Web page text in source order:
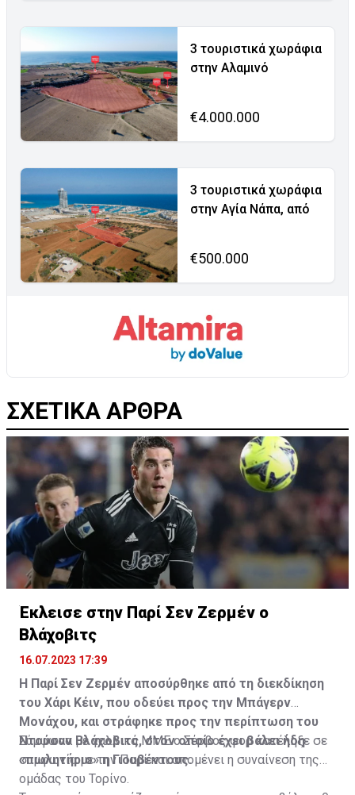
3 τουριστικά χωράφια
στην Αλαμινό
€4.000.000
3 τουριστικά χωράφια
στην Αγία Νάπα, από
€500.000
ΣΧΕΤΙΚΑ ΑΡΘΡΑ
Έκλεισε στην Παρί Σεν Ζερμέν ο
Βλάχοβιτς
16.07.2023 17:39
Η Παρί Σεν Ζερμέν αποσύρθηκε από τη διεκδίκηση
του Χάρι Κέιν, που οδεύει προς την Μπάγερν
Μονάχου, και στράφηκε προς την περίπτωση του
Ντούσαν Βλάχοβιτς, στον οποίο έχει βάλει ήδη
«πωλητήριο» η Γιουβέντους.
Σύμφωνα με γαλλικά ΜΜΕ ο Σέρβος φορ κατέληξε σε
συμφωνία με την Παρί και απομένει η συναίνεση της
ομάδας του Τορίνο.